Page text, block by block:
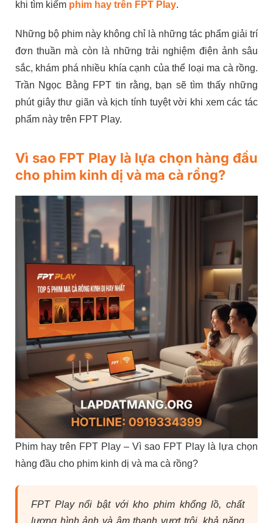
khi tìm kiếm phim hay trên FPT Play.
Những bộ phim này không chỉ là những tác phẩm giải trí
đơn thuần mà còn là những trải nghiệm điện ảnh sâu
sắc, khám phá nhiều khía cạnh của thể loại ma cà rồng.
Trần Ngọc Bằng FPT tin rằng, bạn sẽ tìm thấy những
phút giây thư giãn và kịch tính tuyệt vời khi xem các tác
phẩm này trên FPT Play.
Vì sao FPT Play là lựa chọn hàng đầu
cho phim kinh dị và ma cà rồng?
Phim hay trên FPT Play – Vì sao FPT Play là lựa chọn
hàng đầu cho phim kinh dị và ma cà rồng?
FPT Play nổi bật với kho phim khổng lồ, chất
lượng hình ảnh và âm thanh vượt trội, khả năng